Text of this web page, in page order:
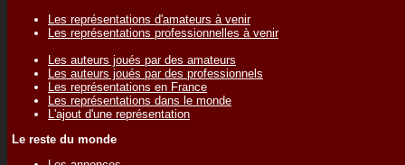
Les représentations d'amateurs à venir
Les représentations professionnelles à venir
Les auteurs joués par des amateurs
Les auteurs joués par des professionnels
Les représentations en France
Les représentations dans le monde
L'ajout d'une représentation
Le reste du monde